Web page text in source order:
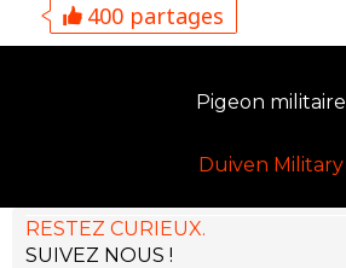
400 partages
Pigeon militaire
Duiven Military
RESTEZ CURIEUX.
SUIVEZ NOUS !